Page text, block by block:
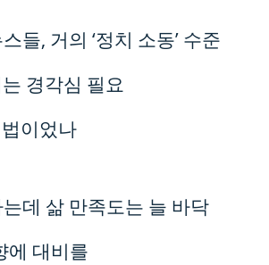
들, 거의 ‘정치 소동’ 수준
경각심 필요
이었나
데 삶 만족도는 늘 바닥
에 대비를